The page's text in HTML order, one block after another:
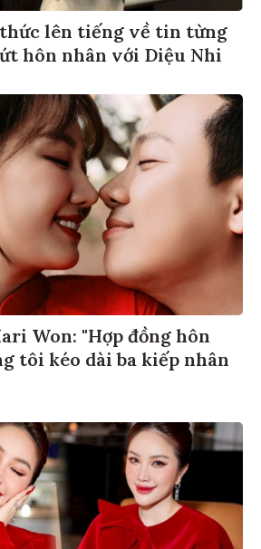
lên tiếng về tin từng
hôn nhân với Diệu Nhi
Won: "Hợp đồng hôn
tôi kéo dài ba kiếp nhân